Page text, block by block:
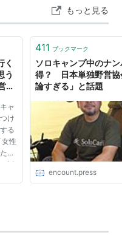
もっと見る
く
う
協
ャ
け
る
性
り
話
だ
411 ブックマーク
ソロキャンプ中のナ
得？ 日本単独野営協
論すぎる」と話題
encount.press